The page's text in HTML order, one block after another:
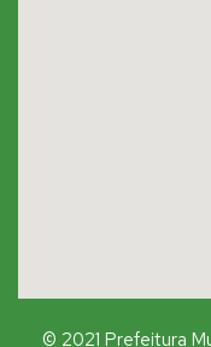
© 2021 Prefeitura